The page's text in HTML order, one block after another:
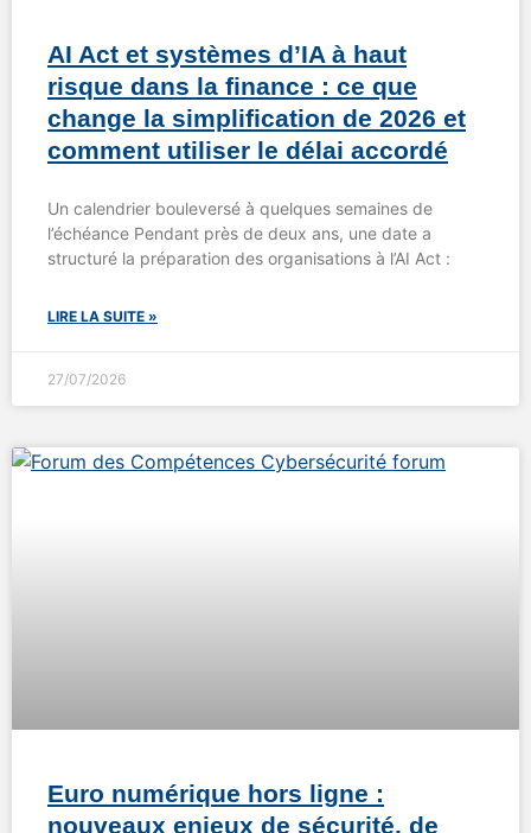
AI Act et systèmes d’IA à haut
risque dans la finance : ce que
change la simplification de 2026 et
comment utiliser le délai accordé
Un calendrier bouleversé à quelques semaines de
l’échéance Pendant près de deux ans, une date a
structuré la préparation des organisations à l’AI Act :
LIRE LA SUITE »
27/07/2026
Euro numérique hors ligne :
nouveaux enjeux de sécurité, de